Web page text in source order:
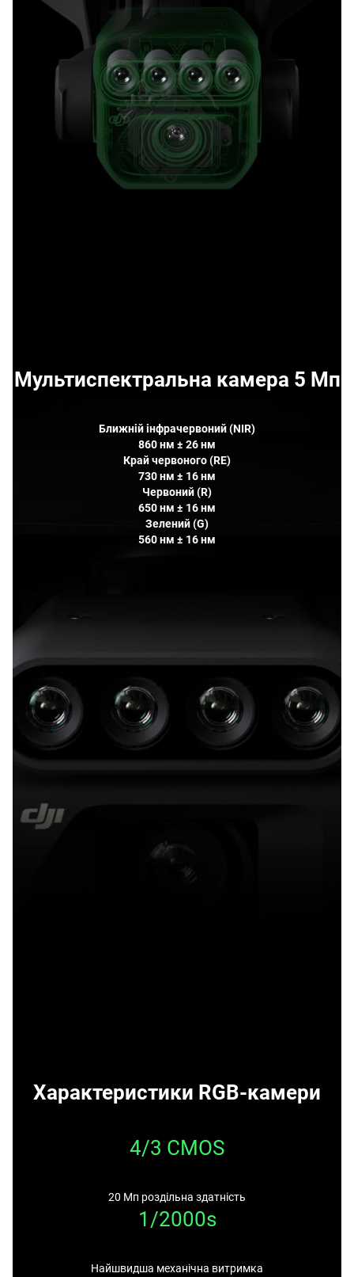
Мультиспектральна камера 5 Мп
Ближній інфрачервоний (NIR)
860 нм ± 26 нм
Край червоного (RE)
730 нм ± 16 нм
Червоний (R)
650 нм ± 16 нм
Зелений (G)
560 нм ± 16 нм
Характеристики RGB-камери
4/3 CMOS
20 Мп роздільна здатність
1/2000s
Найшвидша механічна витримка